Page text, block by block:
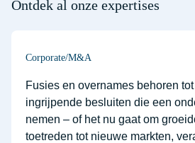
Ontdek al onze expertises
Corporate/M&A
Fusies en overnames behoren
ingrijpende besluiten die een
nemen – of het nu gaat om
toetreden tot nieuwe markten,